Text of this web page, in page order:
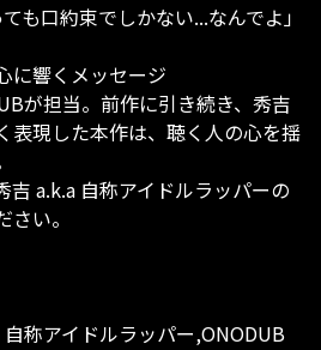
も口約束でしかない...なんでよ」
に響くメッセージ
が担当。前作に引き続き、秀吉
表現した本作は、聴く人の心を揺
吉 a.k.a 自称アイドルラッパーの
い。
称アイドルラッパー,ONODUB